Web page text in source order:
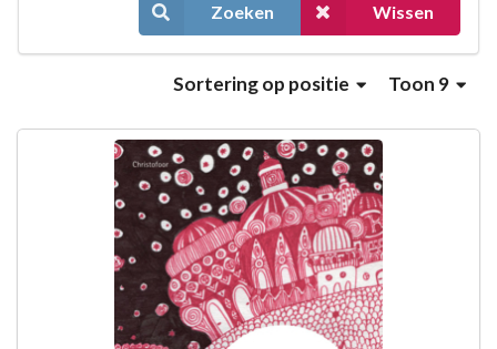
Zoeken Wissen
Toon 9
Sorteringop positie